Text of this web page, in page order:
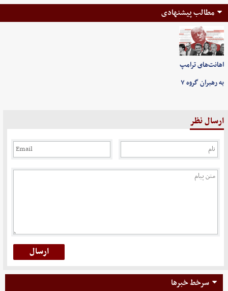
مطالب پیشنهادی
اهانت‌های ترامپ
به رهبران گروه ۷
ارسال نظر
سرخط خبرها